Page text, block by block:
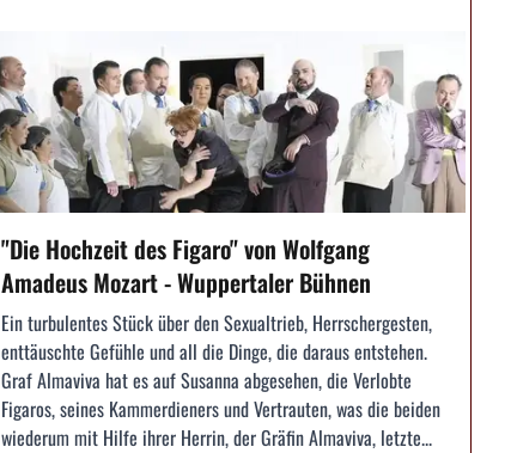
"Die Hochzeit des Figaro" von Wolfgang
Amadeus Mozart - Wuppertaler Bühnen
Ein turbulentes Stück über den Sexualtrieb, Herrschergesten,
enttäuschte Gefühle und all die Dinge, die daraus entstehen.
Graf Almaviva hat es auf Susanna abgesehen, die Verlobte
Figaros, seines Kammerdieners und Vertrauten, was die beiden
wiederum mit Hilfe ihrer Herrin, der Gräfin Almaviva, letzte...